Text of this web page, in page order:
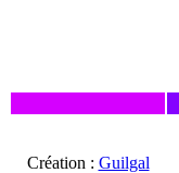
Création : Guilgal